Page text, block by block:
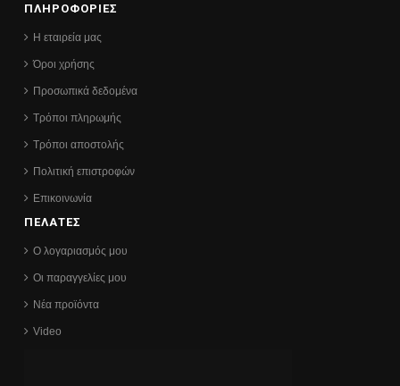
ΠΛΗΡΟΦΟΡΙΕΣ
Η εταιρεία μας
Όροι χρήσης
Προσωπικά δεδομένα
Τρόποι πληρωμής
Τρόποι αποστολής
Πολιτική επιστροφών
Επικοινωνία
ΠΕΛΑΤΕΣ
Ο λογαριασμός μου
Οι παραγγελίες μου
Νέα προϊόντα
Video